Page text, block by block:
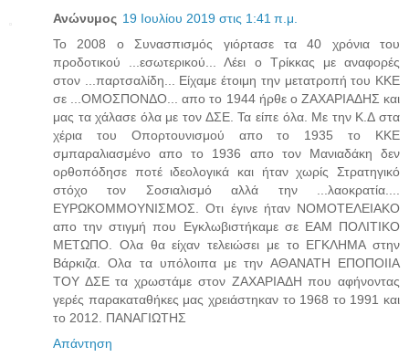
Ανώνυμος 19 Ιουλίου 2019 στις 1:41 π.μ.
Το 2008 ο Συνασπισμός γιόρτασε τα 40 χρόνια του
προδοτικού ...εσωτερικού... Λέει ο Τρίκκας με αναφορές
στον ...παρτσαλίδη... Είχαμε έτοιμη την μετατροπή του ΚΚΕ
σε ...ΟΜΟΣΠΟΝΔΟ... απο το 1944 ήρθε ο ΖΑΧΑΡΙΑΔΗΣ και
μας τα χάλασε όλα με τον ΔΣΕ. Τα είπε όλα. Με την Κ.Δ στα
χέρια του Οπορτουνισμού απο το 1935 το ΚΚΕ
σμπαραλιασμένο απο το 1936 απο τον Μανιαδάκη δεν
ορθοπόδησε ποτέ ιδεολογικά και ήταν χωρίς Στρατηγικό
στόχο τον Σοσιαλισμό αλλά την ...λαοκρατία....
ΕΥΡΩΚΟΜΜΟΥΝΙΣΜΟΣ. Οτι έγινε ήταν ΝΟΜΟΤΕΛΕΙΑΚΟ
απο την στιγμή που Εγκλωβιστήκαμε σε ΕΑΜ ΠΟΛΙΤΙΚΟ
ΜΕΤΩΠΟ. Ολα θα είχαν τελειώσει με το ΕΓΚΛΗΜΑ στην
Βάρκιζα. Ολα τα υπόλοιπα με την ΑΘΑΝΑΤΗ ΕΠΟΠΟΙΙΑ
ΤΟΥ ΔΣΕ τα χρωστάμε στον ΖΑΧΑΡΙΑΔΗ που αφήνοντας
γερές παρακαταθήκες μας χρειάστηκαν το 1968 το 1991 και
το 2012. ΠΑΝΑΓΙΩΤΗΣ
Απάντηση